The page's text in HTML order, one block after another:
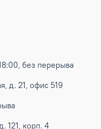
без перерыва
д. 21, офис 519
121, корп. 4